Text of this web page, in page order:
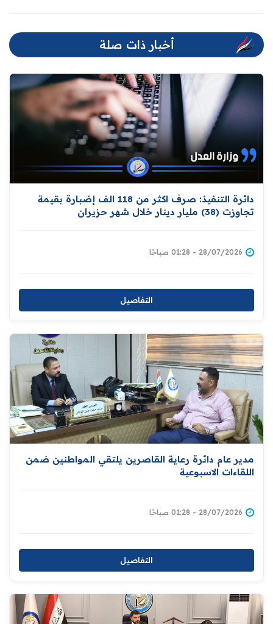
أخبار ذات صلة
دائرة التنفيذ: صرف اكثر من 118 الف إضبارة بقيمة
تجاوزت (38) مليار دينار خلال شهر حزيران
28/07/2026 - 01:28 صباحًا
التفاصيل
مدير عام دائرة رعاية القاصرين يلتقي المواطنين ضمن
اللقاءات الاسبوعية
28/07/2026 - 01:28 صباحًا
التفاصيل